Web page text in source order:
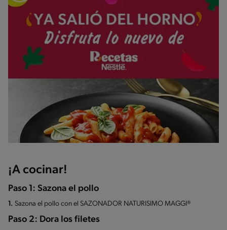
¡A cocinar!
Paso 1: Sazona el pollo
1. Sazona el pollo con el SAZONADOR NATURISIMO MAGGI®
Paso 2: Dora los filetes